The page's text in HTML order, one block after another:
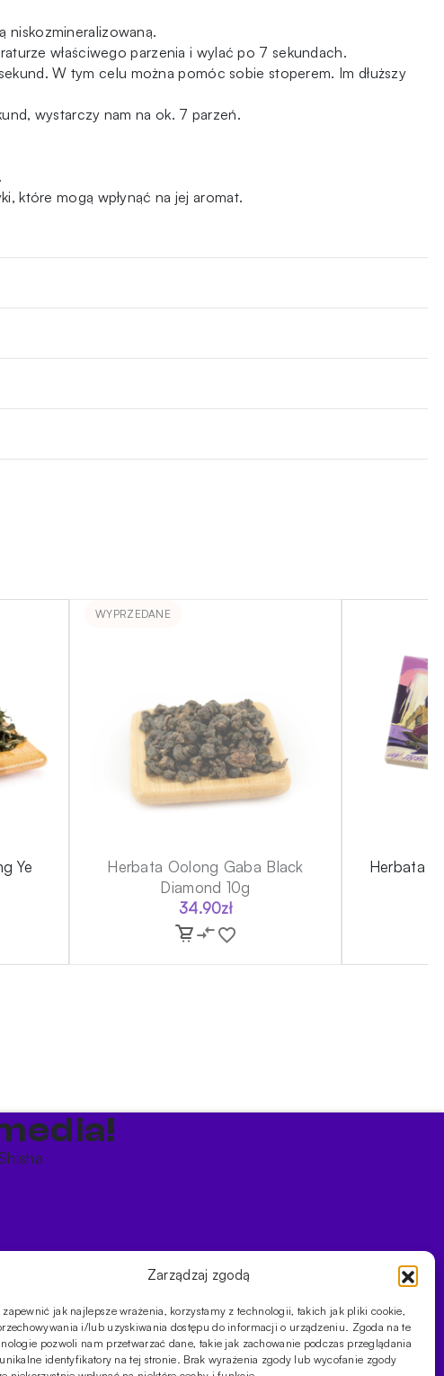
Zarządzaj zgodą
zapewnić jak najlepsze wrażenia, korzystamy z technologii, takich jak pliki cookie,
i/lub uzyskiwania dostępu do informacji o urządzeniu. Zgoda na te
pozwoli nam przetwarzać dane, takie jak zachowanie podczas przeglądania
identyfikatory na tej stronie. Brak wyrażenia zgody lub wycofanie zgody
niskozmineralizowaną.
właściwego parzenia i wylać po 7 sekundach.
W tym celu można pomóc sobie stoperem. Im dłuższy
wystarczy nam na ok. 7 parzeń.
które mogą wpłynąć na jej aromat.
Ye
WYPRZEDANE
Herbata Oolong Gaba Black
Diamond 10g
34.90zł
Herbata